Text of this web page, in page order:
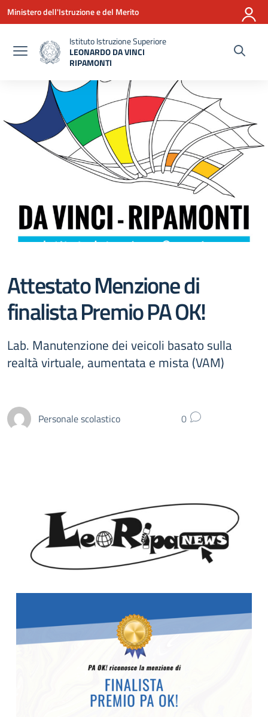
Vai ai contenuti
Vai al menu di navigazione
Vai al footer
Ministero dell'Istruzione e del Merito
Istituto Istruzione Superiore
LEONARDO DA VINCI
RIPAMONTI
Attestato Menzione di
finalista Premio PA OK!
Lab. Manutenzione dei veicoli basato sulla
realtà virtuale, aumentata e mista (VAM)
Personale scolastico 0